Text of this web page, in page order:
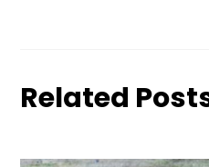
Related